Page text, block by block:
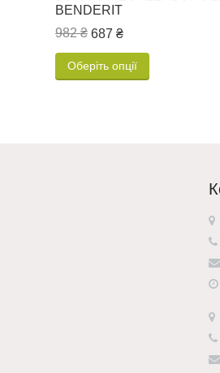
BENDERIT
982 ₴ 687 ₴
Оберіть опції